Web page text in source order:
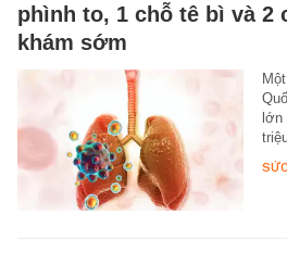
phình to, 1 chỗ tê bì và 2
khám sớm